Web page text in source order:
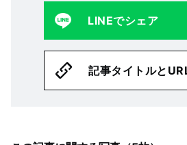
LINEでシェア
記事タイトルと